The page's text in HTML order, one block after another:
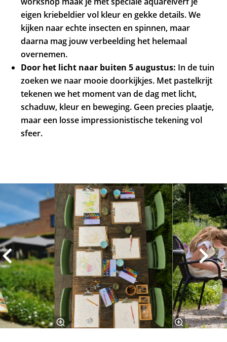
eigen kriebeldier vol kleur en gekke details. We
kijken naar echte insecten en spinnen, maar
daarna mag jouw verbeelding het helemaal
overnemen.
Door het licht naar buiten 5 augustus: In de tuin
zoeken we naar mooie doorkijkjes. Met pastelkrijt
tekenen we het moment van de dag met licht,
schaduw, kleur en beweging. Geen precies plaatje,
maar een losse impressionistische tekening vol
sfeer.